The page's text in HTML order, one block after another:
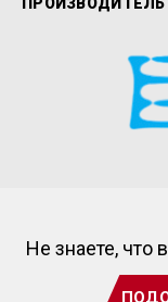
Не знаете, что